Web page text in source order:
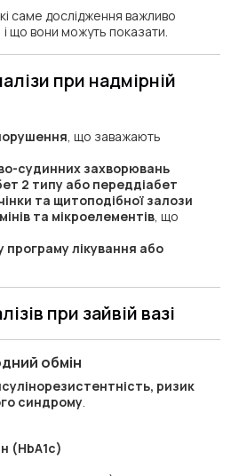
саме дослідження важливо
і що вони можуть показати.
при надмірній
, що заважають
судинних захворювань
2 типу або переддіабет
та щитоподібної залози
та мікроелементів, що
програму лікування або
при зайвій вазі
обмін
ризик
синдрому.
(HbA1c)